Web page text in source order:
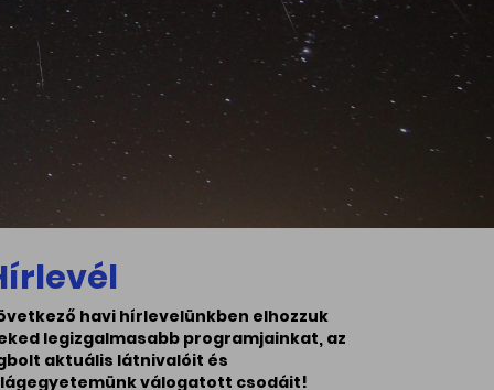
havi hírlevelünkben elhozzuk
legizgalmasabb programjainkat, az
aktuális látnivalóit és
válogatott csodáit!